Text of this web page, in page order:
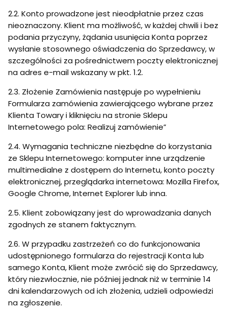
2.2. Konto prowadzone jest nieodpłatnie przez czas
nieoznaczony. Klient ma możliwość, w każdej chwili i bez
podania przyczyny, żądania usunięcia Konta poprzez
wysłanie stosownego oświadczenia do Sprzedawcy, w
szczególności za pośrednictwem poczty elektronicznej
na adres e-mail wskazany w pkt. 1.2.
2.3. Złożenie Zamówienia następuje po wypełnieniu
Formularza zamówienia zawierającego wybrane przez
Klienta Towary i kliknięciu na stronie Sklepu
Internetowego pola: Realizuj zamówienie”
2.4. Wymagania techniczne niezbędne do korzystania
ze Sklepu Internetowego: komputer inne urządzenie
multimedialne z dostępem do Internetu, konto poczty
elektronicznej, przeglądarka internetowa: Mozilla Firefox,
Google Chrome, Internet Explorer lub inna.
2.5. Klient zobowiązany jest do wprowadzania danych
zgodnych ze stanem faktycznym.
2.6. W przypadku zastrzeżeń co do funkcjonowania
udostępnionego formularza do rejestracji Konta lub
samego Konta, Klient może zwrócić się do Sprzedawcy,
który niezwłocznie, nie później jednak niż w terminie 14
dni kalendarzowych od ich złożenia, udzieli odpowiedzi
na zgłoszenie.